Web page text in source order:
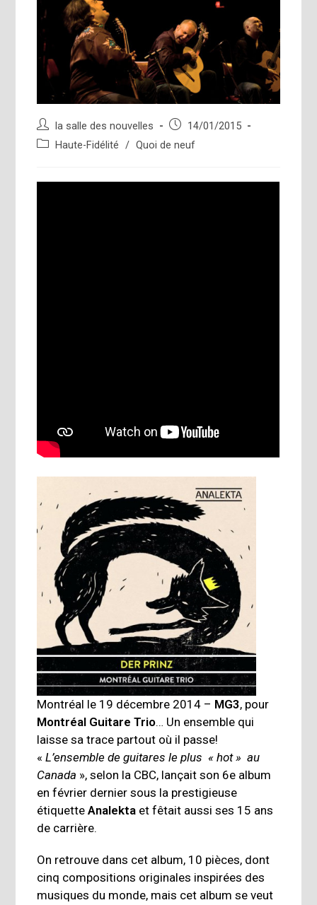
Auteur/autrice
de
la salle des nouvelles
Publication
publiée :
14/01/2015
PostHaute-Fidélité / Quoi de neuf
Montréal le 19 décembre 2014 – MG3, pour
Montréal Guitare Trio… Un ensemble qui
laisse sa trace partout où il passe!
«L’ensemble de guitares le plus « hot » au
Canada », selon la CBC, lançait son 6e album
en février dernier sous la prestigieuse
étiquetteAnalekta et fêtait aussi ses 15 ans
de carrière.
On retrouve dans cet album, 10 pièces, dont
cinq compositions originales inspirées des
musiques du monde, mais cet album se veut